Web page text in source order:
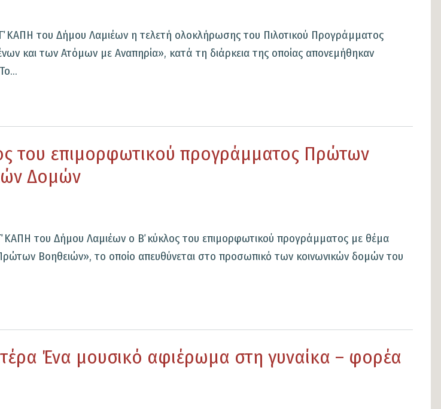
ΚΑΠΗ του Δήμου Λαμιέων η τελετή ολοκλήρωσης του Πιλοτικού Προγράμματος
και των Ατόμων με Αναπηρία», κατά τη διάρκεια της οποίας απονεμήθηκαν
του επιμορφωτικού προγράμματος Πρώτων
Δομών
ΚΑΠΗ του Δήμου Λαμιέων ο Β΄ κύκλος του επιμορφωτικού προγράμματος με θέμα
Βοηθειών», το οποίο απευθύνεται στο προσωπικό των κοινωνικών δομών του
Ένα μουσικό αφιέρωμα στη γυναίκα – φορέα